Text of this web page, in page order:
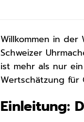
Willkommen in
Schweizer
ist mehr als nur
Wertschätzung für
Einleitung: